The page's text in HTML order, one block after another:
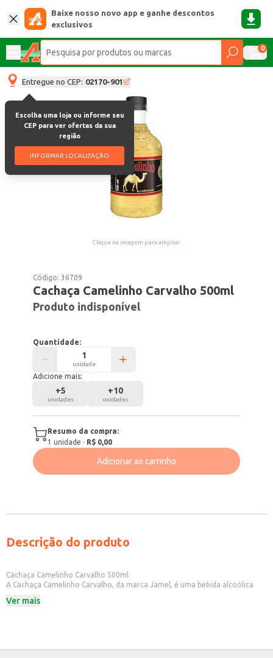
Baixe nosso novo app e ganhe descontos
exclusivos
0
Entregue no CEP: 02170-901
Escolha uma loja ou informe seu
CEP para ver ofertas da sua
região
INFORMAR LOCALIZAÇÃO
Clique na imagem para ampliar.
Código:36709
Cachaça Camelinho Carvalho 500ml
Produto indisponível
Quantidade:
unidade
Adicione mais:
+5
unidades
+10
unidades
Resumo da compra:
1 unidade · R$ 0,00
Adicionar ao carrinho
Descrição do produto
Cachaça Camelinho Carvalho 500ml
A Cachaça Camelinho Carvalho, da marca Jamel, é uma bebida alcoólica
aprecia uma boa cachaça, seja para consumo próprio ou para revenda em
Perfeita para presentear amigos e familiares.
Ver mais